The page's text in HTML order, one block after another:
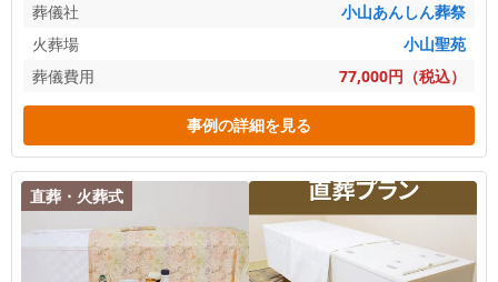
葬儀社
小山あんしん葬祭
火葬場
小山聖苑
葬儀費用
77,000円（税込）
事例の詳細を見る
直葬・火葬式